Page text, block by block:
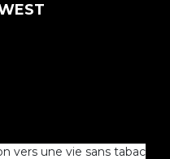
vers une vie sans tabac